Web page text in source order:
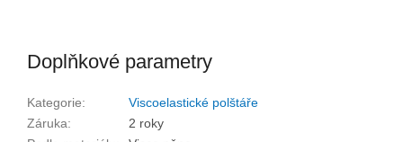
Doplňkové parametry
Kategorie:
Viscoelastické polštáře
Záruka:
2 roky